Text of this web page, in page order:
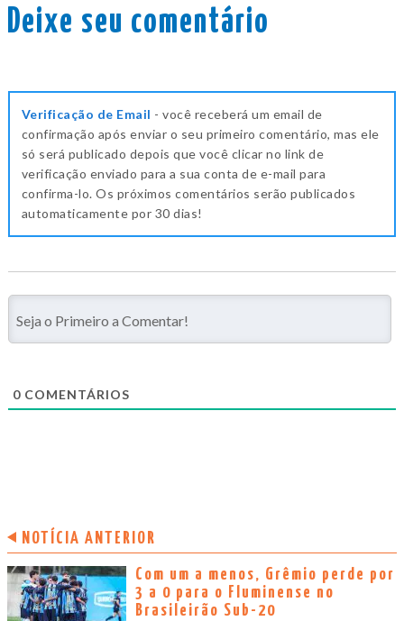
Deixe seu comentário
Verificação de Email - você receberá um email de
confirmação após enviar o seu primeiro comentário, mas ele
só será publicado depois que você clicar no link de
verificação enviado para a sua conta de e-mail para
confirma-lo. Os próximos comentários serão publicados
automaticamente por 30 dias!
0 COMENTÁRIOS
NOTÍCIA ANTERIOR
Com um a menos, Grêmio perde por
3 a 0 para o Fluminense no
Brasileirão Sub-20